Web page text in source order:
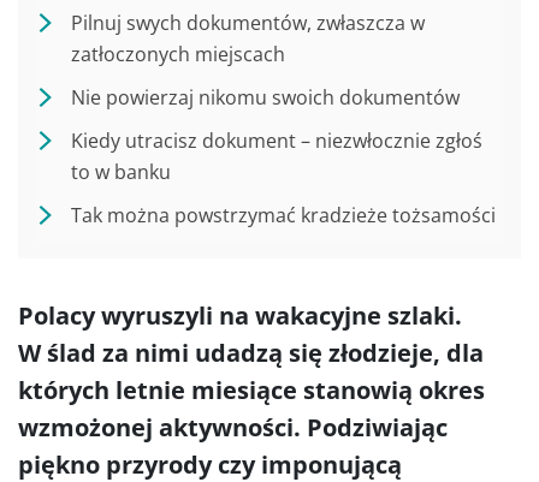
Pilnuj swych dokumentów, zwłaszcza w
zatłoczonych miejscach
Nie powierzaj nikomu swoich dokumentów
Kiedy utracisz dokument – niezwłocznie zgłoś
to w banku
Tak można powstrzymać kradzieże tożsamości
Polacy wyruszyli na wakacyjne szlaki.
W ślad za nimi udadzą się złodzieje, dla
których letnie miesiące stanowią okres
wzmożonej aktywności. Podziwiając
piękno przyrody czy imponującą